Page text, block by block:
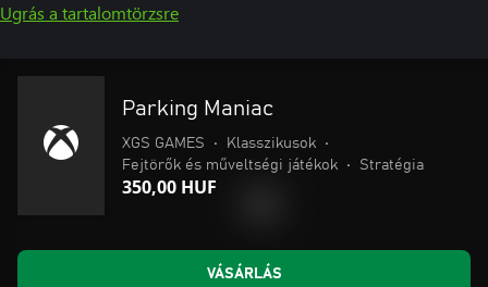
Ugrás a tartalomtörzsre
Parking Maniac
XGS GAMES • Klasszikusok
•
Fejtörők és műveltségi játékok
• Stratégia
350,00 HUF
VÁSÁRLÁS